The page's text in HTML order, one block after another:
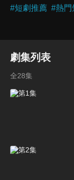
#短劇推薦 #熱門
劇集列表
全28集